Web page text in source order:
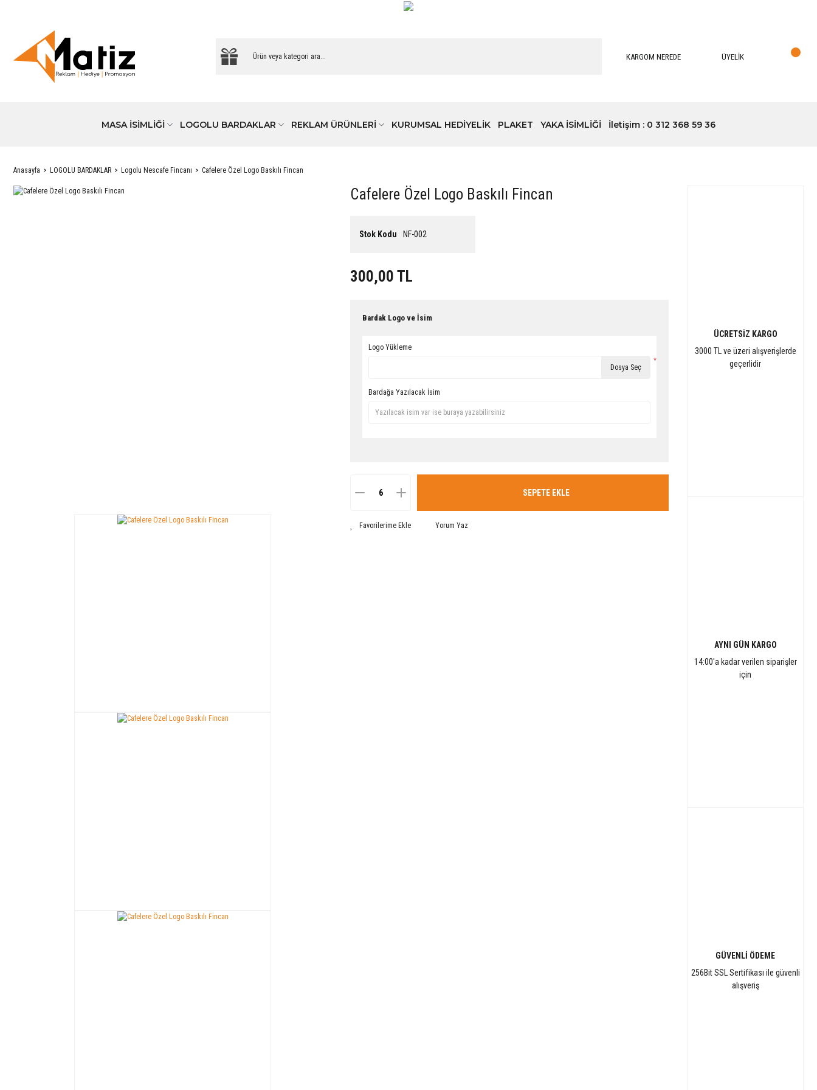
KARGOM NEREDE ÜYELİK
MASA İSİMLİĞİ LOGOLU BARDAKLAR REKLAM ÜRÜNLERİ KURUMSAL HEDİYELİK PLAKET YAKA İSİMLİĞİ İletişim : 0 312 368 59 36
Anasayfa LOGOLU BARDAKLAR Logolu Nescafe Fincanı Cafelere Özel Logo Baskılı Fincan
Cafelere Özel Logo Baskılı Fincan
Stok Kodu NF-002
300,00 TL
Bardak Logo ve İsim
Logo Yükleme
Dosya Seç
*
Bardağa Yazılacak İsim
SEPETE EKLE
Yorum Yaz
ÜCRETSİZ KARGO
3000 TL ve üzeri alışverişlerde
geçerlidir
AYNI GÜN KARGO
14:00'a kadar verilen siparişler
için
GÜVENLİ ÖDEME
256Bit SSL Sertifikası ile güvenli
alışveriş